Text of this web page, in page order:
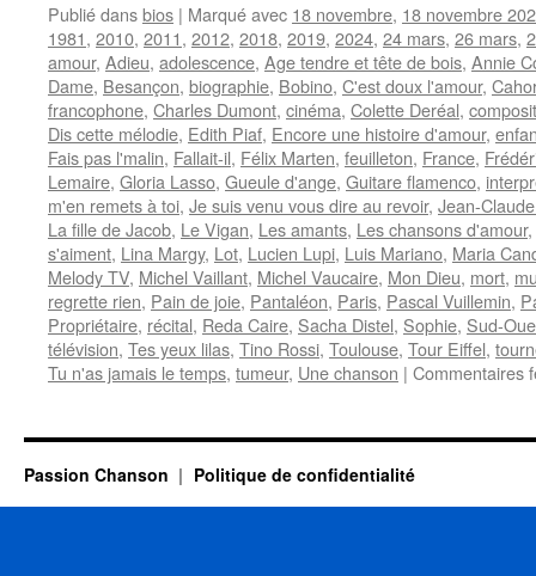
Publié dansbios | Marqué avec 18 novembre, 18 novembre
1981, 2010, 2011, 2012, 2018, 2019, 2024, 24 mars, 26 mars,
amour, Adieu, adolescence, Age tendre et tête de bois, Annie
Dame, Besançon, biographie, Bobino, C'est doux l'amour,
francophone, Charles Dumont, cinéma, Colette Deréal,
Dis cette mélodie, Edith Piaf, Encore une histoire d'amour,
Fais pas l'malin, Fallait-il, Félix Marten, feuilleton, France,
Lemaire, Gloria Lasso, Gueule d'ange, Guitare flamenco,
m'en remets à toi, Je suis venu vous dire au revoir, Jean-
La fille de Jacob, Le Vigan, Les amants, Les chansons d'amour,
s'aiment, Lina Margy, Lot, Lucien Lupi, Luis Mariano, Maria
Melody TV, Michel Vaillant, Michel Vaucaire, Mon Dieu, mort,
regrette rien, Pain de joie, Pantaléon, Paris, Pascal Vuillemin,
Propriétaire, récital, Reda Caire, Sacha Distel, Sophie, Sud-
télévision, Tes yeux lilas, Tino Rossi, Toulouse, Tour Eiffel,
Tu n'as jamais le temps, tumeur, Une chanson | Commentaires
Passion Chanson Politique de confidentialité